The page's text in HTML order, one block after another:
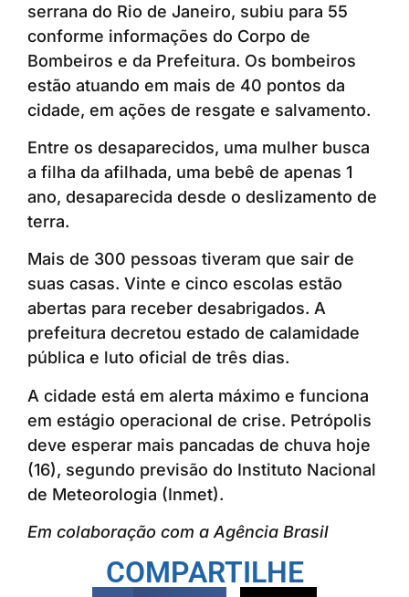
serrana do Rio de Janeiro, subiu para 55
conforme informações do Corpo de
Bombeiros e da Prefeitura. Os bombeiros
estão atuando em mais de 40 pontos da
cidade, em ações de resgate e salvamento.
Entre os desaparecidos, uma mulher busca
a filha da afilhada, uma bebê de apenas 1
ano, desaparecida desde o deslizamento de
terra.
Mais de 300 pessoas tiveram que sair de
suas casas. Vinte e cinco escolas estão
abertas para receber desabrigados. A
prefeitura decretou estado de calamidade
pública e luto oficial de três dias.
A cidade está em alerta máximo e funciona
em estágio operacional de crise. Petrópolis
deve esperar mais pancadas de chuva hoje
(16), segundo previsão do Instituto Nacional
de Meteorologia (Inmet).
Em colaboração com a Agência Brasil
COMPARTILHE